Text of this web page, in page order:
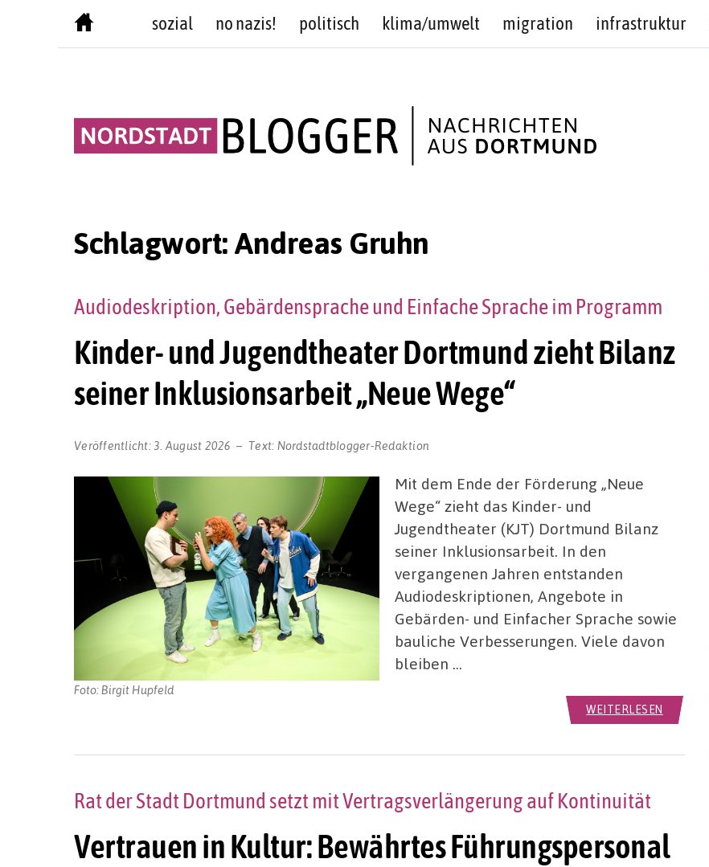
sozial no nazis! politisch klima/umwelt migration infrastruktur
Schlagwort:Andreas Gruhn
Kinder- und Jugendtheater Dortmund zieht Bilanz
seiner Inklusionsarbeit „Neue Wege“
Audiodeskription, Gebärdensprache und Einfache Sprache im Programm
Veröffentlicht:3. August 2026 Text: Nordstadtblogger-Redaktion
Foto: Birgit Hupfeld
Mit dem Ende der Förderung „Neue
Wege“ zieht das Kinder- und
Jugendtheater (KJT) Dortmund Bilanz
seiner Inklusionsarbeit. In den
vergangenen Jahren entstanden
Audiodeskriptionen, Angebote in
Gebärden- und Einfacher Sprache sowie
bauliche Verbesserungen. Viele davon
bleiben …
WEITERLESEN
Vertrauen in Kultur: Bewährtes Führungspersonal
Rat der Stadt Dortmund setzt mit Vertragsverlängerung auf Kontinuität